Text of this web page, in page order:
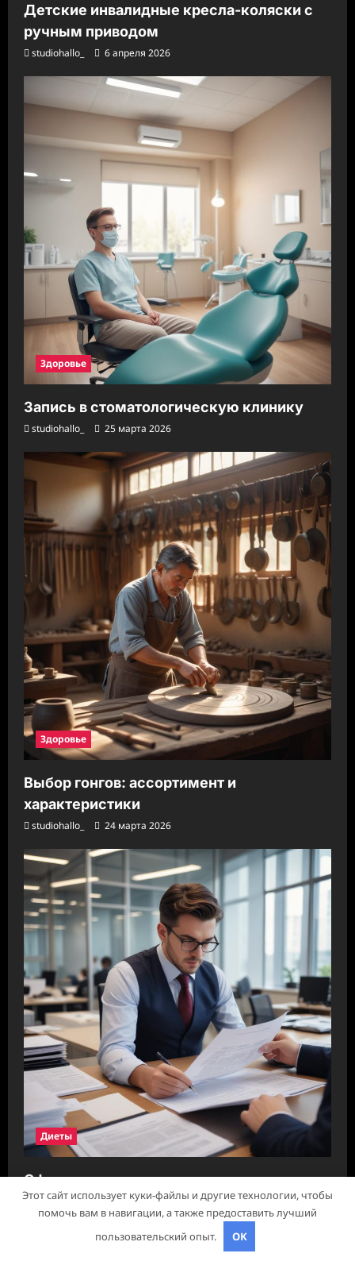
Детские инвалидные кресла-коляски с
ручным приводом
studiohallo_ 6 апреля 2026
Здоровье
Запись в стоматологическую клинику
studiohallo_ 25 марта 2026
Здоровье
Выбор гонгов: ассортимент и
характеристики
studiohallo_ 24 марта 2026
Диеты
Оформление аккредитивов в
международной торговле
23 марта 2026
Этот сайт использует куки-файлы и другие технологии, чтобы
помочь вам в навигации, а также предоставить лучший
пользовательский опыт.
OK